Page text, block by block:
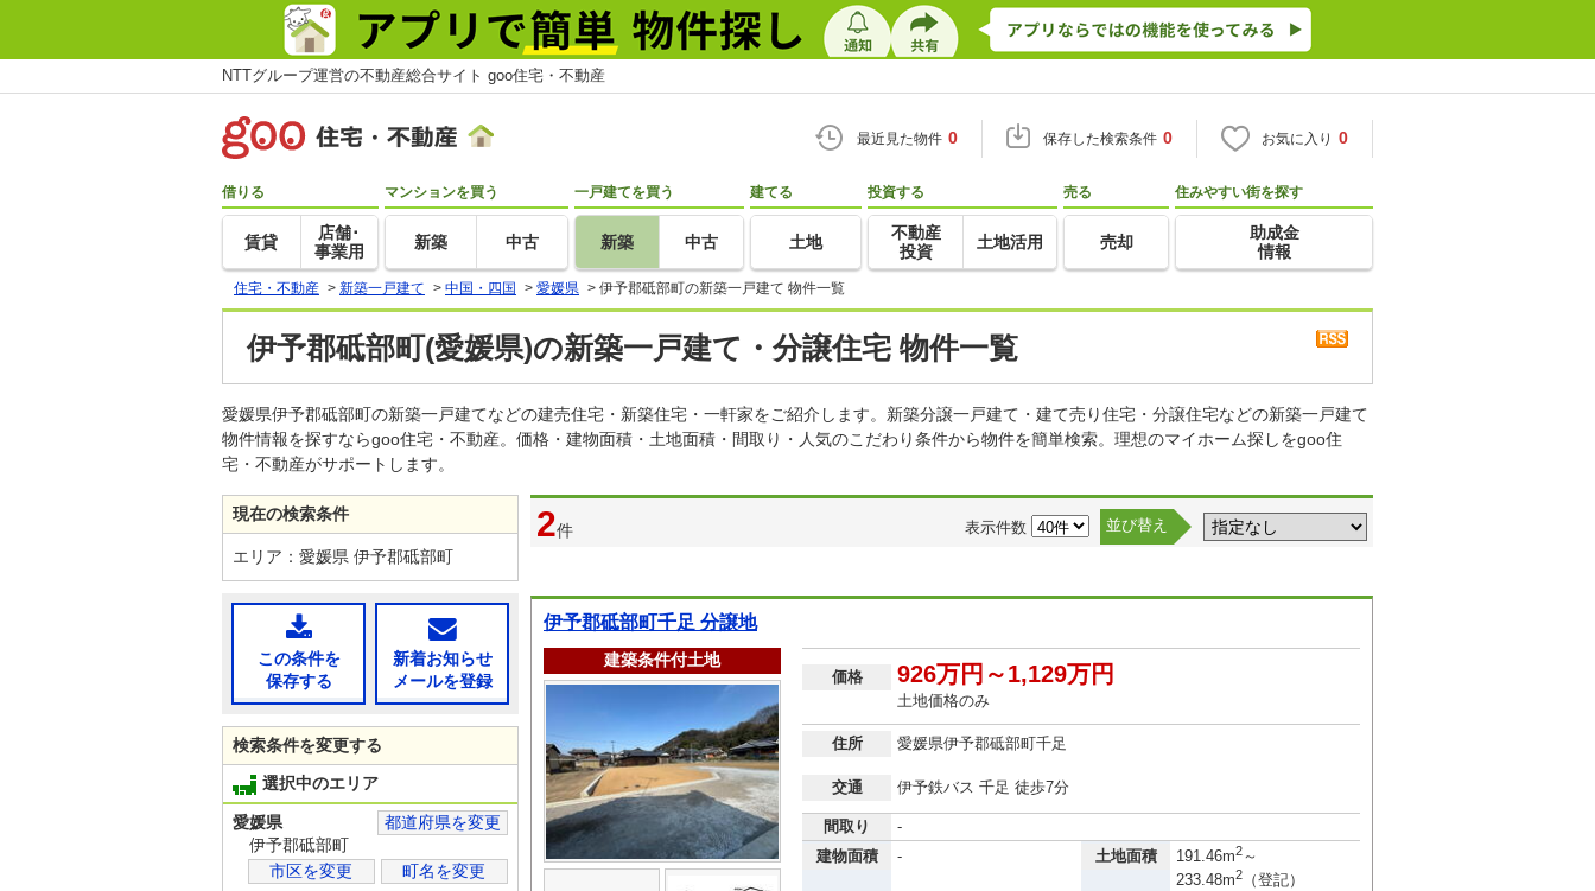
NTTグループ運営の不動産総合サイト goo住宅・不動産
最近見た物件 0 保存した検索条件 0 お気に入り 0
借りる
賃貸
店舗･
事業用
マンションを買う
新築 中古
一戸建てを買う
新築 中古
建てる
土地
投資する
不動産
投資
土地活用
売る
売却
住みやすい街を探す
助成金
情報
住宅・不動産 > 新築一戸建て > 中国・四国 > 愛媛県 > 伊予郡砥部町の新築一戸建て 物件一覧
伊予郡砥部町(愛媛県)の新築一戸建て・分譲住宅 物件一覧
愛媛県伊予郡砥部町の新築一戸建てなどの建売住宅・新築住宅・一軒家をご紹介します。新築分譲一戸建て・建て売り住宅・分譲住宅などの新築一戸建て
物件情報を探すならgoo住宅・不動産。価格・建物面積・土地面積・間取り・人気のこだわり条件から物件を簡単検索。理想のマイホーム探しをgoo住
宅・不動産がサポートします。
2件 表示件数 並び替え
伊予郡砥部町千足 分譲地
建築条件付土地
価格 926万円～1,129万円
土地価格のみ
住所 愛媛県伊予郡砥部町千足
交通 伊予鉄バス 千足 徒歩7分
間取り
-
建物面積
- 土地面積 191.46m2～
233.48m2
（登記）
現在の検索条件
エリア：愛媛県 伊予郡砥部町
この条件を
保存する
新着お知らせ
メールを登録
検索条件を変更する
選択中のエリア
愛媛県
都道府県を変更
伊予郡砥部町
市区を変更
町名を変更